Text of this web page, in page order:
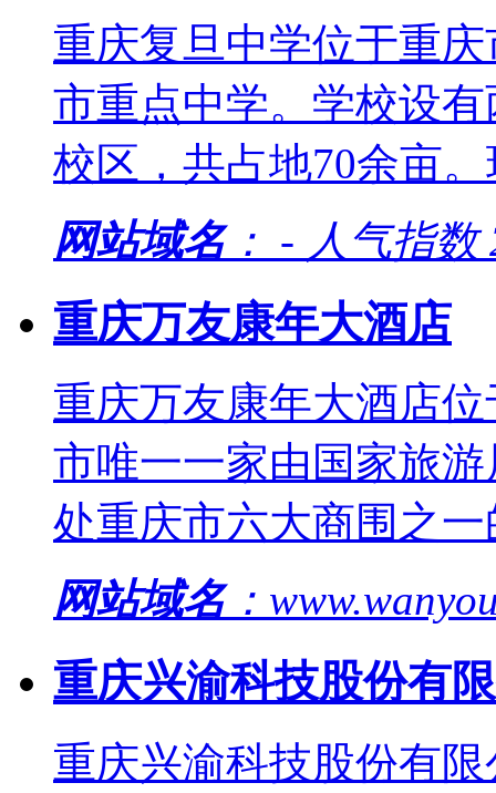
重庆复旦中学位于重
市重点中学。学校设
校区，共占地70余亩
网站域名： - 人气指数
重庆万友康年大酒店
重庆万友康年大酒店
市唯一一家由国家旅
处重庆市六大商围之
网站域名：
重庆兴渝科技股份有
重庆兴渝科技股份有